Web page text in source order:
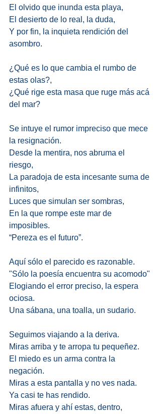
El olvido que inunda esta playa,
El desierto de lo real, la duda,
Y por fin, la inquieta rendición del
asombro.
¿Qué es lo que cambia el rumbo de
estas olas?,
¿Qué rige esta masa que ruge más acá
del mar?
Se intuye el rumor impreciso que mece
la resignación.
Desde la mentira, nos abruma el
riesgo,
La paradoja de esta incesante suma de
infinitos,
Luces que simulan ser sombras,
En la que rompe este mar de
imposibles.
“Pereza es el futuro”.
Aquí sólo el parecido es razonable.
"Sólo la poesía encuentra su acomodo"
Elogiando el error preciso, la espera
ociosa.
Una sábana, una toalla, un sudario.
Seguimos viajando a la deriva.
Miras arriba y te arropa tu pequeñez.
El miedo es un arma contra la
negación.
Miras a esta pantalla y no ves nada.
Ya casi te has rendido.
Miras afuera y ahí estas, dentro,